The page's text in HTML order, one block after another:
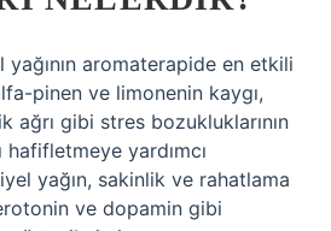
yağının aromaterapide en etkili
pinen ve limonenin kaygı,
ağrı gibi stres bozukluklarının
hafifletmeye yardımcı
yağın, sakinlik ve rahatlama
ve dopamin gibi